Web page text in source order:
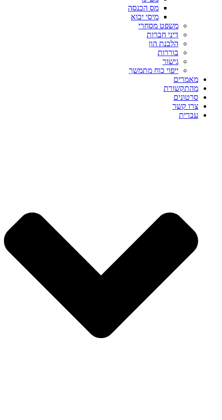
מס הכנסה
מיסי יבוא
משפט מסחרי
דיני חברות
הלבנת הון
בוררות
גישור
ייפוי כוח מתמשך
מאמרים
מהתקשורת
סרטונים
צרו קשר
עברית